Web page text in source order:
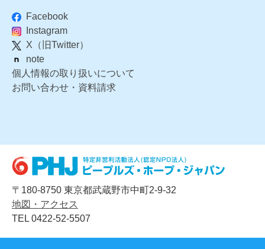
Facebook
Instagram
X（旧Twitter）
note
個人情報の取り扱いについて
お問い合わせ・資料請求
〒180-8750 東京都武蔵野市中町2-9-32
地図・アクセス
TEL 0422-52-5507